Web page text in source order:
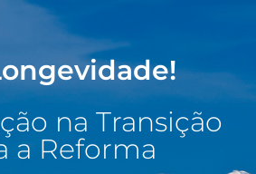
na Transição
a Reforma